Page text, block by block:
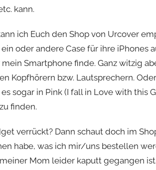
kann.
ich Euch den Shop von Urcover
oder andere Case für ihre iPhones
Smartphone finde. Ganz witzig
Kopfhörern bzw. Lautsprechern.
sogar in Pink (I fall in Love with this
finden.
verrückt? Dann schaut doch im
habe, was ich mir/uns bestellen
Mom leider kaputt gegangen